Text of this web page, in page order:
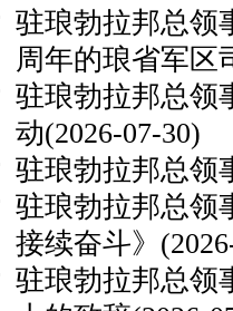
驻琅勃拉邦总领
周年的琅省军区
驻琅勃拉邦总领
动(2026-07-30)
驻琅勃拉邦总领
驻琅勃拉邦总领
接续奋斗》
驻琅勃拉邦总领